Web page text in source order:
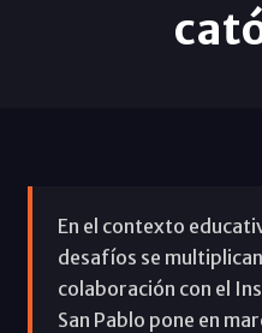
En el contexto
desafíos se
colaboración con el
San Pablo pone en